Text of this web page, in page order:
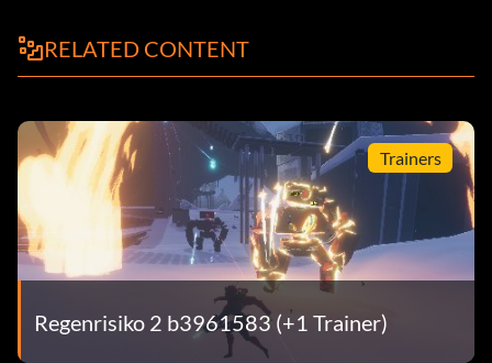
RELATED CONTENT
Trainers
Regenrisiko 2 b3961583 (+1 Trainer)